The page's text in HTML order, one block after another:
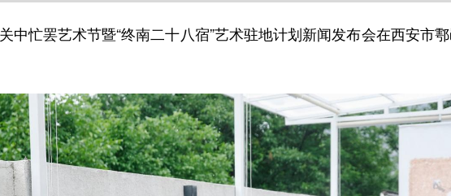
忙罢艺术节暨“终南二十八宿”艺术驻地计划新闻发布会在西安市